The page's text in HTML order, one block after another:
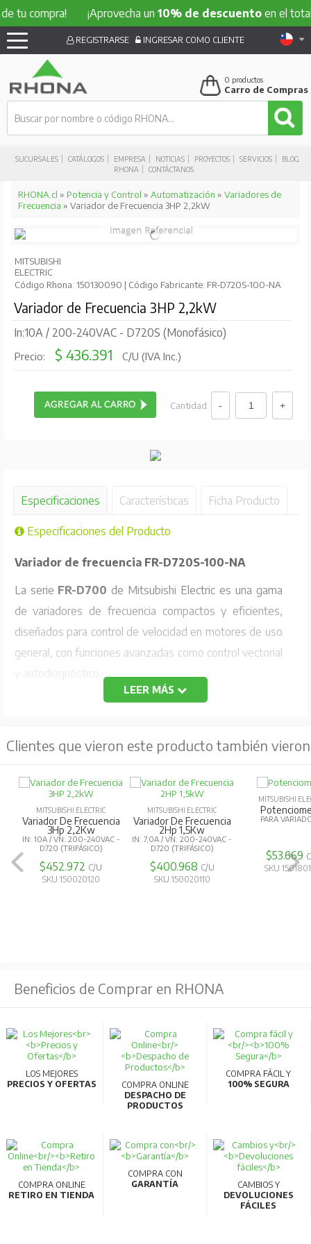
¡Aprovecha un10% de descuentoen el total de tu
SUCURSALES CATÁLOGOS EMPRESA NOTICIAS PROYECTOS SERVICIOS
BLOG
RHONA
CONTÁCTANOS
REGISTRARSE INGRESAR COMO CLIENTE
0 productos
Carro de Compras
RHONA.cl » Potencia y Control » Automatización » Variadores de
Frecuencia » Variador de Frecuencia 3HP 2,2kW
MITSUBISHI
ELECTRIC
Código Rhona: 150130090 | Código Fabricante: FR-D720S-100-NA
Variador de Frecuencia 3HP 2,2kW
In:10A / 200-240VAC - D720S (Monofásico)
Precio: $ 436.391 C/U (IVA Inc.)
Cantidad:
Especificaciones Características Ficha Producto
Especificaciones del Producto
Variador de frecuencia FR-D720S-100-NA
La serie FR-D700 de Mitsubishi Electric es una gama
de variadores de frecuencia compactos y eficientes,
diseñados para control de velocidad en motores de uso
general, con funciones avanzadas como control vectorial
y autodiagnóstico.
Especificaciones Técnicas
Salida:
Capacidad nominal: 4 kVA
Corriente nominal:
Capacidad de sobrecarga de corriente:
150%
60 s, 200% 0.5 s (característica de tiempo inverso)
Tensión:
Trifásico 200-240 V
Fluctuación permisible de frecuencia:
kVA
Estructura de protección:Tipo cerrado (IP20)
Sistema de enfriamiento: Enfriamiento por aire
LEER MÁS
Clientes que vieron este producto también vieron
MITSUBISHI ELECTRIC
Variador De Frecuencia
3Hp 2,2Kw
IN: 10A / VN: 200-240VAC -
D720 (TRIFÁSICO)
$452.972 C/U
SKU 150020120
MITSUBISHI ELECTRIC
Variador De Frecuencia
2Hp 1,5Kw
IN: 7,0A / VN: 200-240VAC -
D720 (TRIFÁSICO)
$400.968 C/U
SKU 150020110
MITSUBISHI
PARA
$53.669
SKU
Beneficios de Comprar en RHONA
LOS MEJORES
PRECIOS Y OFERTAS
COMPRA ONLINE
DESPACHO DE
PRODUCTOS
COMPRA FÁCIL Y
100% SEGURA
COMPRA ONLINE
RETIRO EN TIENDA
COMPRA CON
GARANTÍA
CAMBIOS Y
DEVOLUCIONES
FÁCILES